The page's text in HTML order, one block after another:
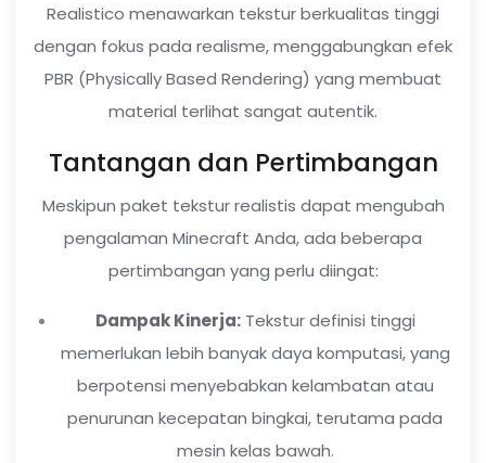
Realistico menawarkan tekstur berkualitas tinggi
dengan fokus pada realisme, menggabungkan efek
PBR (Physically Based Rendering) yang membuat
material terlihat sangat autentik.
Tantangan dan Pertimbangan
Meskipun paket tekstur realistis dapat mengubah
pengalaman Minecraft Anda, ada beberapa
pertimbangan yang perlu diingat:
Dampak Kinerja:Tekstur definisi tinggi
memerlukan lebih banyak daya komputasi, yang
berpotensi menyebabkan kelambatan atau
penurunan kecepatan bingkai, terutama pada
mesin kelas bawah.